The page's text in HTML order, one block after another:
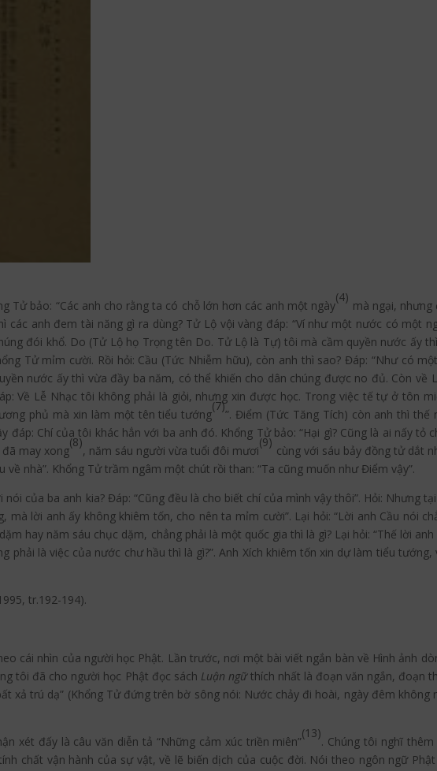
Tử bảo: “Các anh cho rằng ta có chỗ lớn hơn các anh một ngày
(4)
mà ngại, nhưng
anh đem tài năng gì ra dùng? Tử Lộ vội vàng đáp: “Ví như một nước có một
đói khổ. Do (Tử Lộ họ Trọng tên Do. Tử Lộ là Tự) tôi mà cầm quyền nước ấy
Tử mỉm cười. Rồi hỏi: Cầu (Tức Nhiễm hữu), còn anh thì sao? Đáp: “Như có
nước ấy thì vừa đầy ba năm, có thể khiến cho dân chúng được no đủ. Còn về
Về Lễ Nhạc tôi không phải là giỏi, nhưng xin được học. Trong việc tế tự ở tôn
phủ mà xin làm một tên tiểu tướng
(7)
”. Điểm (Tức Tăng Tích) còn anh thì thế
Chí của tôi khác hẳn với ba anh đó. Khổng Tử bảo: “Hại gì? Cũng là ai nấy tỏ
đã may xong
(8)
, năm sáu người vừa tuổi đôi mươi
(9)
cùng với sáu bảy đồng tử dắt
về nhà”. Khổng Tử trầm ngâm một chút rồi than: “Ta cũng muốn như Điểm vậy”.
của ba anh kia? Đáp: “Cũng đều là cho biết chí của mình vậy thôi”. Hỏi: Nhưng
lời anh ấy không khiêm tốn, cho nên ta mỉm cười”. Lại hỏi: “Lời anh Cầu nói
hay năm sáu chục dặm, chẳng phải là một quốc gia thì là gì? Lại hỏi: “Thế lời anh
phải là việc của nước chư hầu thì là gì?”. Anh Xích khiêm tốn xin dự làm tiểu
tr.192-194).
cái nhìn của người học Phật. Lần trước, nơi một bài viết ngắn bàn về Hình ảnh
tôi đã cho người học Phật đọc sách Luận ngữthích nhất là đoạn văn ngắn, đoạn
xả trú dạ” (Khổng Tử đứng trên bờ sông nói: Nước chảy đi hoài, ngày đêm không
xét đấy là câu văn diễn tả “Những cảm xúc triền miên”
(13)
. Chúng tôi nghĩ
chất vận hành của sự vật, về lẽ biến dịch của cuộc đời. Nói theo ngôn ngữ